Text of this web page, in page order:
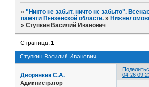
»"Никто не забыт, ничто не забыто".
памяти Пензенской области. »
»Ступкин Василий Иванович
Ступкин Василий Иванович
Страница:1
04-26
Дворянкин С.А.
Администратор